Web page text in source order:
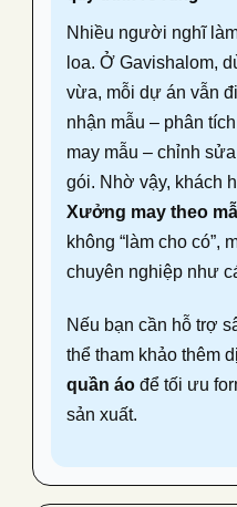
Nhiều người nghĩ
loa. Ở Gavishalom,
vừa, mỗi dự án vẫn
nhận mẫu – phân
may mẫu – chỉnh
gói. Nhờ vậy, khách
Xưởng may theo
không “làm cho có”,
chuyên nghiệp như
Nếu bạn cần hỗ trợ
thể tham khảo thêm
quần áo để tối ưu
sản xuất.